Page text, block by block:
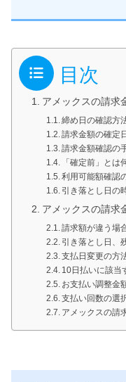
目次
アメックスの請求
締め日の確認方
請求金額の確定
請求金額確認の
「確定前」とは
利用可能額確認
引き落とし日の
アメックスの請求
請求額が違う場
引き落とし日、
支払日変更の方
10日払いに該当
お支払い調整金
支払い回数の選
アメックスの請